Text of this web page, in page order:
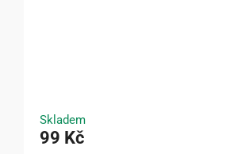
Skladem
99 Kč